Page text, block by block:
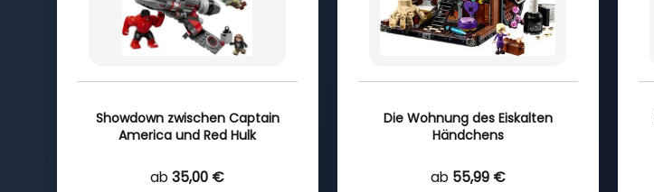
Showdown zwischen Captain
America und Red Hulk
ab 35,00 €
Die Wohnung des Eiskalten
Händchens
ab 55,99 €